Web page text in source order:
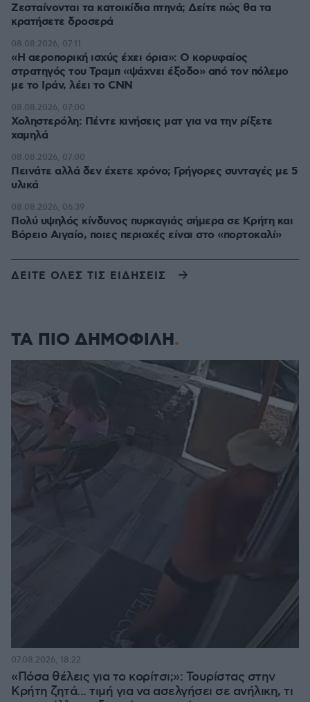
Ζεσταίνονται τα κατοικίδια πτηνά; Δείτε πώς θα τα
κρατήσετε δροσερά
«Η αεροπορική ισχύς έχει όρια»: Ο κορυφαίος
στρατηγός του Τραμπ «ψάχνει έξοδο» από τον πόλεμο
με το Ιράν, λέει το CNN
08.08.2026, 07:11
Χοληστερόλη: Πέντε κινήσεις ματ για να την ρίξετε
χαμηλά
08.08.2026, 07:00
Πεινάτε αλλά δεν έχετε χρόνο; Γρήγορες συνταγές με 5
υλικά
08.08.2026, 07:00
Πολύ υψηλός κίνδυνος πυρκαγιάς σήμερα σε Κρήτη και
Βόρειο Αιγαίο, ποιες περιοχές είναι στο «πορτοκαλί»
08.08.2026, 06:39
ΔΕΙΤΕ ΟΛΕΣ ΤΙΣ ΕΙΔΗΣΕΙΣ
ΤΑ ΠΙΟ ΔΗΜΟΦΙΛΗ
«Πόσα θέλεις για το κορίτσι;»: Τουρίστας στην
Κρήτη ζητά... τιμή για να ασελγήσει σε ανήλικη, τι
07.08.2026, 18:22